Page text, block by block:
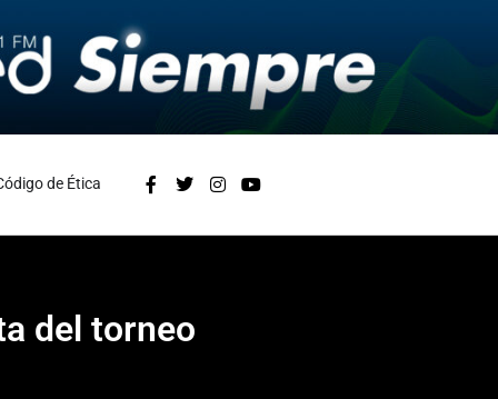
de Ética
del torneo